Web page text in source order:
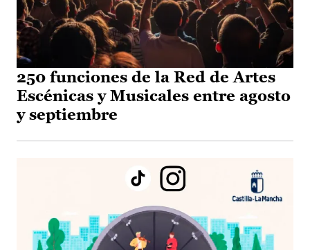
250 funciones de la Red de Artes
Escénicas y Musicales entre agosto
y septiembre